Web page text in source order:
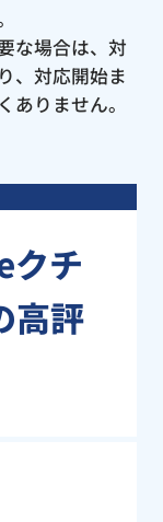
な場合は、対
、対応開始ま
りません。
クチ
高評